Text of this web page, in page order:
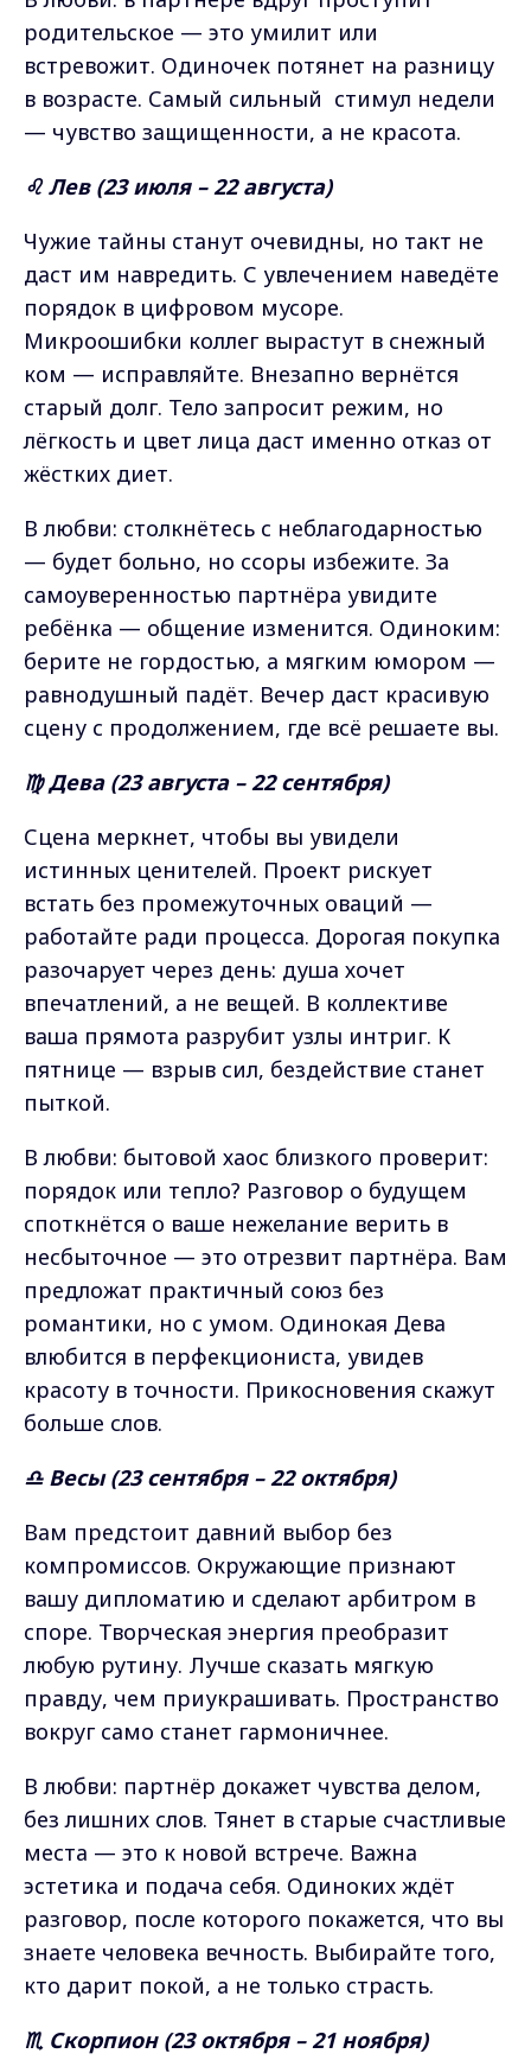
родительское — это умилит или
встревожит. Одиночек потянет на разницу
в возрасте. Самый сильный стимул недели
— чувство защищенности, а не красота.
♌ Лев (23 июля – 22 августа)
Чужие тайны станут очевидны, но такт не
даст им навредить. С увлечением наведёте
порядок в цифровом мусоре.
Микроошибки коллег вырастут в снежный
ком — исправляйте. Внезапно вернётся
старый долг. Тело запросит режим, но
лёгкость и цвет лица даст именно отказ от
жёстких диет.
В любви: столкнётесь с неблагодарностью
— будет больно, но ссоры избежите. За
самоуверенностью партнёра увидите
ребёнка — общение изменится. Одиноким:
берите не гордостью, а мягким юмором —
равнодушный падёт. Вечер даст красивую
сцену с продолжением, где всё решаете вы.
♍ Дева (23 августа – 22 сентября)
Сцена меркнет, чтобы вы увидели
истинных ценителей. Проект рискует
встать без промежуточных оваций —
работайте ради процесса. Дорогая покупка
разочарует через день: душа хочет
впечатлений, а не вещей. В коллективе
ваша прямота разрубит узлы интриг. К
пятнице — взрыв сил, бездействие станет
пыткой.
В любви: бытовой хаос близкого проверит:
порядок или тепло? Разговор о будущем
споткнётся о ваше нежелание верить в
несбыточное — это отрезвит партнёра. Вам
предложат практичный союз без
романтики, но с умом. Одинокая Дева
влюбится в перфекциониста, увидев
красоту в точности. Прикосновения скажут
больше слов.
♎ Весы (23 сентября – 22 октября)
Вам предстоит давний выбор без
компромиссов. Окружающие признают
вашу дипломатию и сделают арбитром в
споре. Творческая энергия преобразит
любую рутину. Лучше сказать мягкую
правду, чем приукрашивать. Пространство
вокруг само станет гармоничнее.
В любви: партнёр докажет чувства делом,
без лишних слов. Тянет в старые счастливые
места — это к новой встрече. Важна
эстетика и подача себя. Одиноких ждёт
разговор, после которого покажется, что вы
знаете человека вечность. Выбирайте того,
кто дарит покой, а не только страсть.
♏ Скорпион (23 октября – 21 ноября)